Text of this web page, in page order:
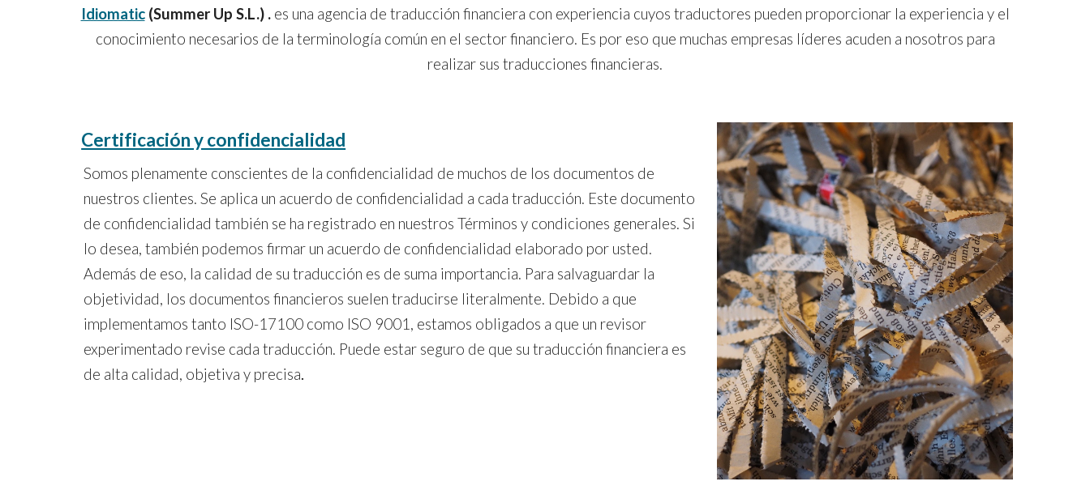
Idiomatic(Summer Up S.L.) .es una agencia de traducción financiera con experiencia cuyos traductores pueden proporcionar la experiencia y el
conocimiento necesarios de la terminología común en el sector financiero. Es por eso que muchas empresas líderes acuden a nosotros para
realizar sus traducciones financieras.
Certificación y confidencialidad
Somos plenamente conscientes de la confidencialidad de muchos de los documentos de
nuestros clientes. Se aplica un acuerdo de confidencialidad a cada traducción. Este documento
de confidencialidad también se ha registrado en nuestros Términos y condiciones generales. Si
lo desea, también podemos firmar un acuerdo de confidencialidad elaborado por usted.
Además de eso, la calidad de su traducción es de suma importancia. Para salvaguardar la
objetividad, los documentos financieros suelen traducirse literalmente. Debido a que
implementamos tanto ISO-17100 como ISO 9001, estamos obligados a que un revisor
experimentado revise cada traducción. Puede estar seguro de que su traducción financiera es
de alta calidad, objetiva y precisa.